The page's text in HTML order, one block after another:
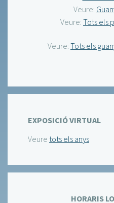
Veure:
Veure: Tots els
Veure: Tots els
EXPOSICIÓ VIRTUAL
Veure tots els anys
HORARIS